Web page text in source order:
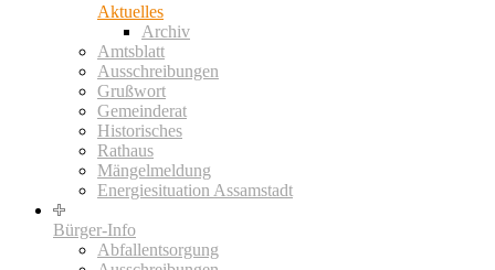
Aktuelles
Archiv
Amtsblatt
Ausschreibungen
Grußwort
Gemeinderat
Historisches
Rathaus
Mängelmeldung
Energiesituation Assamstadt
Bürger-Info
Abfallentsorgung